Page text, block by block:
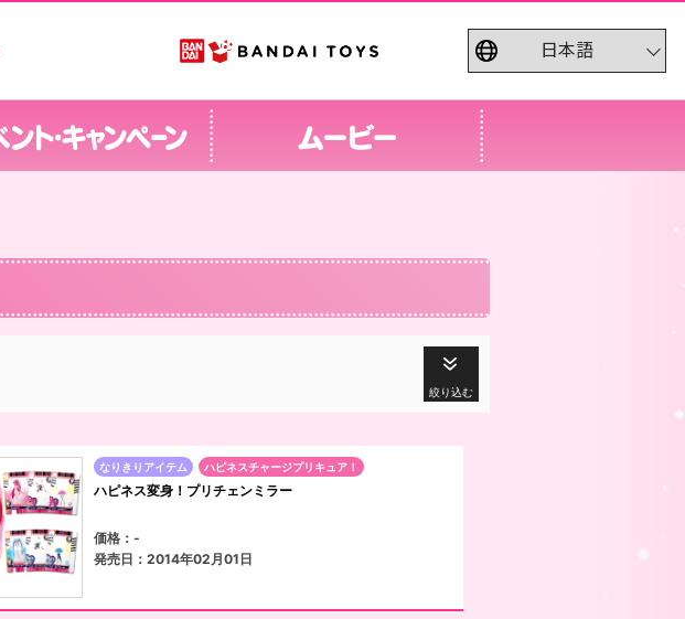
絞り込む
なりきりアイテム ハピネスチャージプリキュア！
ハピネス変身！プリチェンミラー
価格：-
発売日：2014年02月01日